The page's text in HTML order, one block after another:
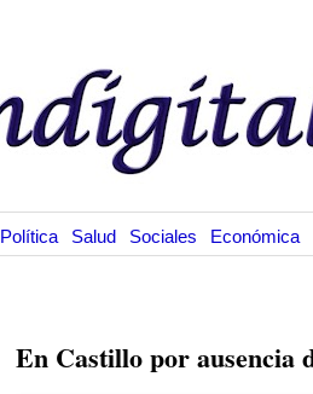
Política Salud Sociales Económica
En Castillo por ausencia